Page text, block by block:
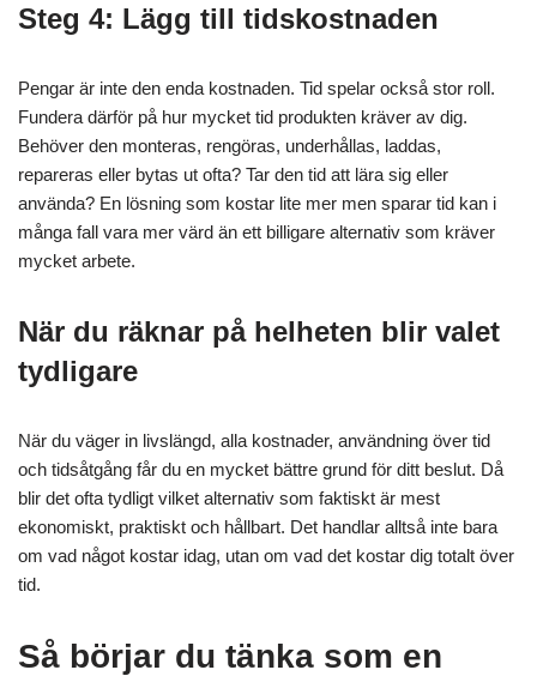
Steg 4: Lägg till tidskostnaden
Pengar är inte den enda kostnaden. Tid spelar också stor roll.
Fundera därför på hur mycket tid produkten kräver av dig.
Behöver den monteras, rengöras, underhållas, laddas,
repareras eller bytas ut ofta? Tar den tid att lära sig eller
använda? En lösning som kostar lite mer men sparar tid kan i
många fall vara mer värd än ett billigare alternativ som kräver
mycket arbete.
När du räknar på helheten blir valet
tydligare
När du väger in livslängd, alla kostnader, användning över tid
och tidsåtgång får du en mycket bättre grund för ditt beslut. Då
blir det ofta tydligt vilket alternativ som faktiskt är mest
ekonomiskt, praktiskt och hållbart. Det handlar alltså inte bara
om vad något kostar idag, utan om vad det kostar dig totalt över
tid.
Så börjar du tänka som en